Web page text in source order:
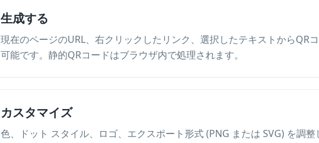
生成する
現在のページのURL、右クリックしたリンク、選択したテキストからQR
可能です。静的QRコードはブラウザ内で処理されます。
カスタマイズ
色、ドット スタイル、ロゴ、エクスポート形式 (PNG または SVG) を調